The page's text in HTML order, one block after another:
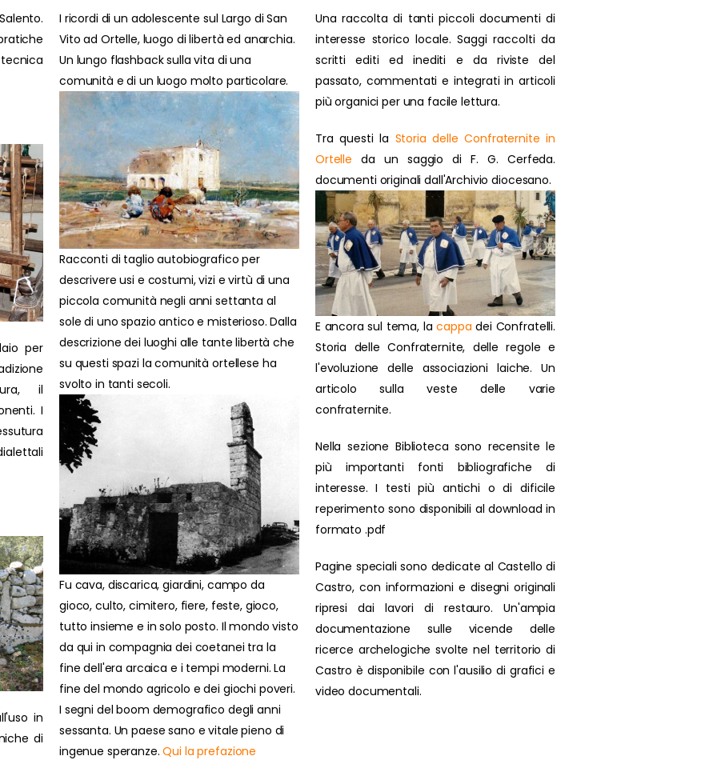
per
il
I
in
di
I ricordi di un adolescente sul Largo di San
Vito ad Ortelle, luogo di libertà ed anarchia.
Un lungo flashback sulla vita di una
comunità e di un luogo molto particolare.
Racconti di taglio autobiografico per
descrivere usi e costumi, vizi e virtù di una
piccola comunità negli anni settanta al
sole di uno spazio antico e misterioso. Dalla
descrizione dei luoghi alle tante libertà che
su questi spazi la comunità ortellese ha
svolto in tanti secoli.
Fu cava, discarica, giardini, campo da
gioco, culto, cimitero, fiere, feste, gioco,
tutto insieme e in solo posto. Il mondo visto
da qui in compagnia dei coetanei tra la
fine dell'era arcaica e i tempi moderni. La
fine del mondo agricolo e dei giochi poveri.
I segni del boom demografico degli anni
sessanta. Un paese sano e vitale pieno di
ingenue speranze.Qui la prefazione
Una raccolta di tanti piccoli documenti di
interesse storico locale. Saggi raccolti da
scritti editi ed inediti e da riviste del
passato, commentati e integrati in articoli
più organici per una facile lettura.
Tra questi la Storia delle Confraternite in
Ortelle da un saggio di F. G. Cerfeda.
documenti originali dall'Archivio diocesano.
E ancora sul tema, lacappa dei Confratelli.
Storia delle Confraternite, delle regole e
l'evoluzione delle associazioni laiche. Un
articolo sulla veste delle varie
confraternite.
Nella sezione Biblioteca sono recensite le
più importanti fonti bibliografiche di
interesse. I testi più antichi o di dificile
reperimento sono disponibili al download in
formato .pdf
Pagine speciali sono dedicate al Castello di
Castro, con informazioni e disegni originali
ripresi dai lavori di restauro. Un'ampia
documentazione sulle vicende delle
ricerce archelogiche svolte nel territorio di
Castro è disponibile con l'ausilio di grafici e
video documentali.